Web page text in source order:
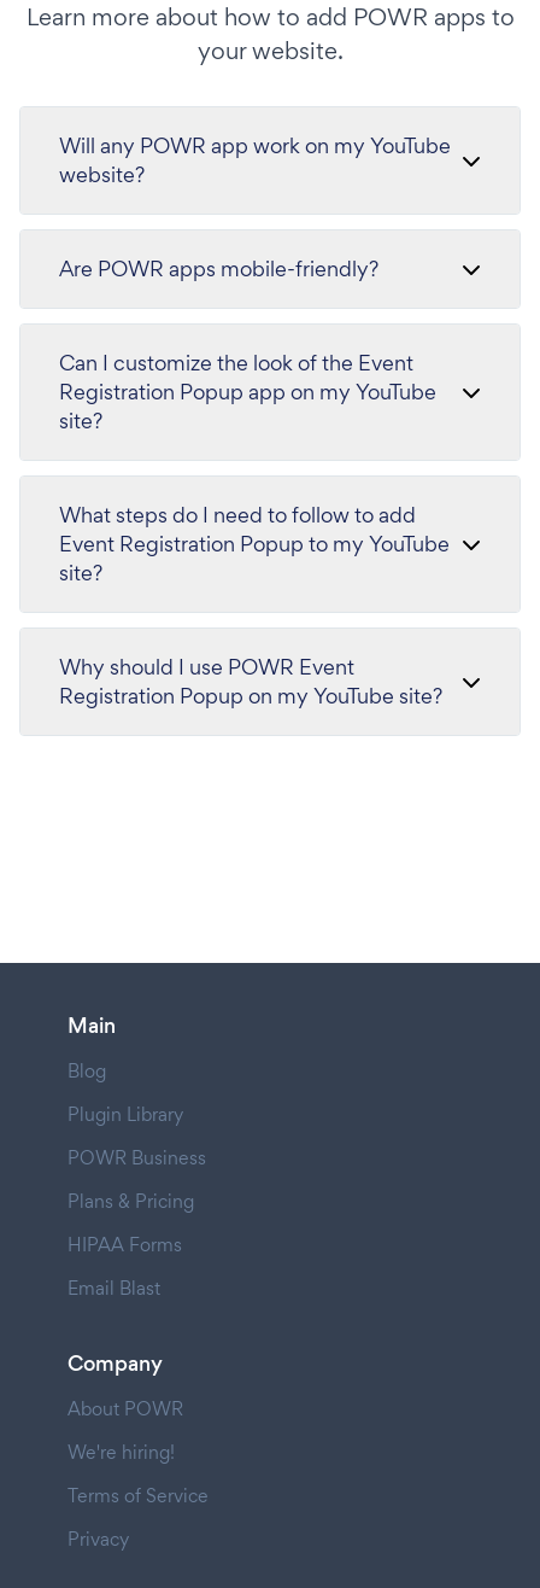
Learn more about how to add POWR apps to
your website.
Will any POWR app work on my YouTube
website?
Are POWR apps mobile-friendly?
Can I customize the look of the Event
Registration Popup app on my YouTube
site?
What steps do I need to follow to add
Event Registration Popup to my YouTube
site?
Why should I use POWR Event
Registration Popup on my YouTube site?
Main
Blog
Plugin Library
POWR Business
Plans & Pricing
HIPAA Forms
Email Blast
Company
About POWR
We're hiring!
Terms of Service
Privacy